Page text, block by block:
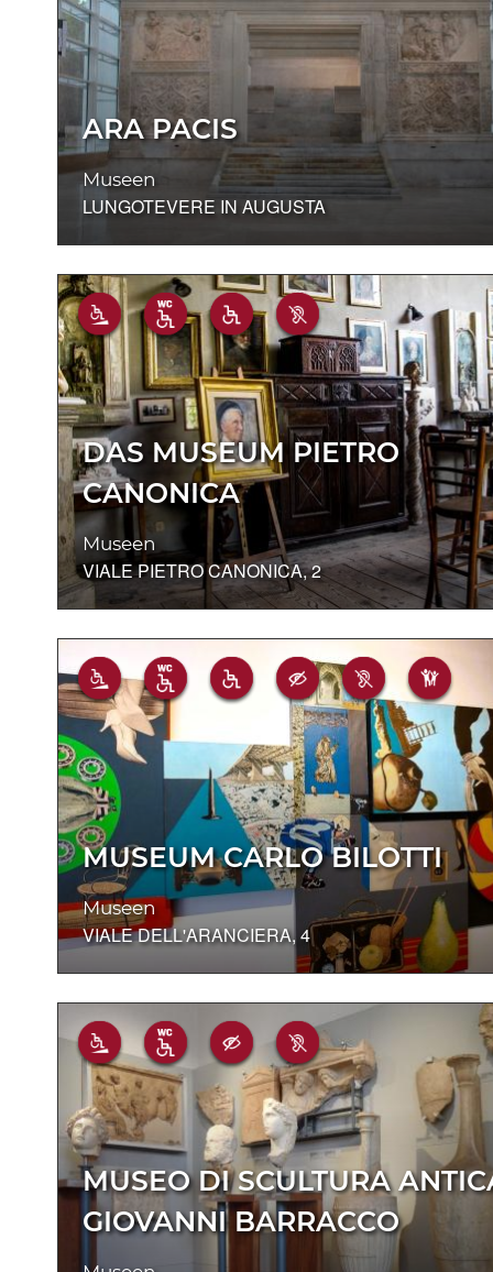
ARA PACIS
Museen
LUNGOTEVERE IN AUGUSTA
DAS MUSEUM PIETRO
CANONICA
Museen
VIALE PIETRO CANONICA, 2
MUSEUM CARLO BILOTTI
Museen
VIALE DELL'ARANCIERA, 4
MUSEO DI SCULTURA
GIOVANNI BARRACCO